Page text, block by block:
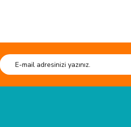
Soru Sor
kesim tahtası sistem çantası
HIZLI GÖNDERİ